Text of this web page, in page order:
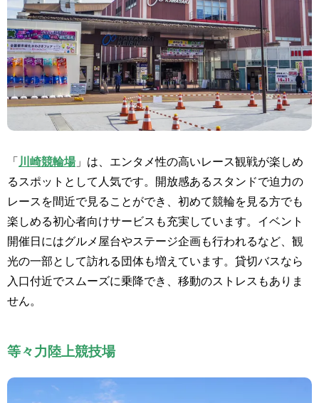
「 川崎競輪場」は、エンタメ性の高いレース観戦が楽しめ
るスポットとして人気です。開放感あるスタンドで迫力の
レースを間近で見ることができ、初めて競輪を見る方でも
楽しめる初心者向けサービスも充実しています。イベント
開催日にはグルメ屋台やステージ企画も行われるなど、観
光の一部として訪れる団体も増えています。貸切バスなら
入口付近でスムーズに乗降でき、移動のストレスもありま
せん。
等々力陸上競技場